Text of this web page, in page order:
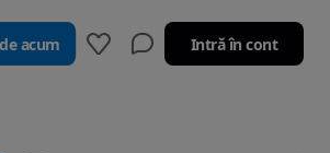
acum Intră în cont